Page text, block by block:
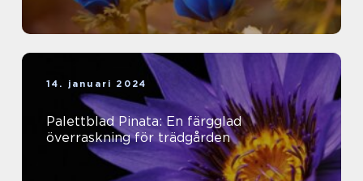
14. januari 2024
Palettblad Pinata: En färgglad
överraskning för trädgården